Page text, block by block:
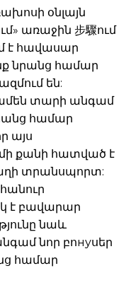
օնլայն
առաջին 步驟ում
է հավասար
նրանց համար
են:
ամեն տարի անգամ
համար
այս
քանի հատված է
տրանսպորտ:
է բավարար
նաև
նոր բոнуսեր
համար